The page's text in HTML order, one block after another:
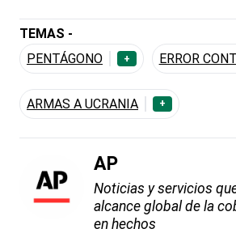
TEMAS -
PENTÁGONO
+ ERROR
ARMAS A UCRANIA +
AP
Noticias y servicios
alcance global de la
en hechos